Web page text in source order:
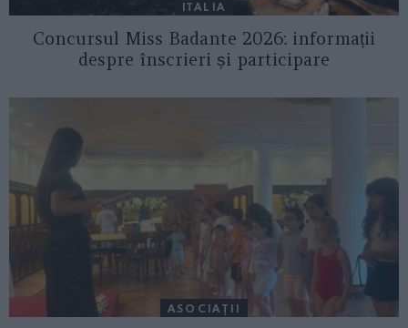
ITALIA
Concursul Miss Badante 2026: informații
despre înscrieri și participare
ASOCIAŢII